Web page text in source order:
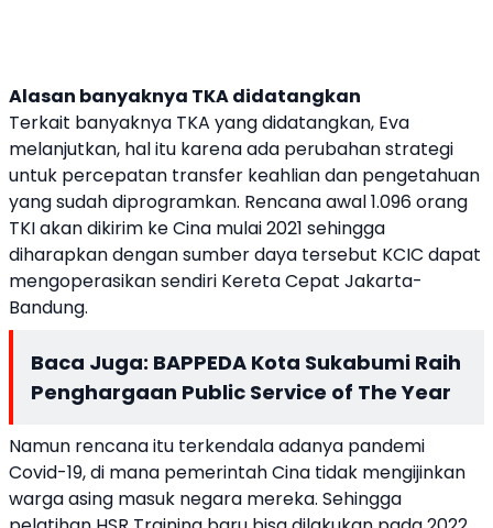
Alasan banyaknya TKA didatangkan
Terkait banyaknya TKA yang didatangkan, Eva
melanjutkan, hal itu karena ada perubahan strategi
untuk percepatan transfer keahlian dan pengetahuan
yang sudah diprogramkan. Rencana awal 1.096 orang
TKI akan dikirim ke Cina mulai 2021 sehingga
diharapkan dengan sumber daya tersebut KCIC dapat
mengoperasikan sendiri Kereta Cepat Jakarta-
Bandung.
Baca Juga: BAPPEDA Kota Sukabumi Raih
Penghargaan Public Service of The Year
Namun rencana itu terkendala adanya pandemi
Covid-19, di mana pemerintah Cina tidak mengijinkan
warga asing masuk negara mereka. Sehingga